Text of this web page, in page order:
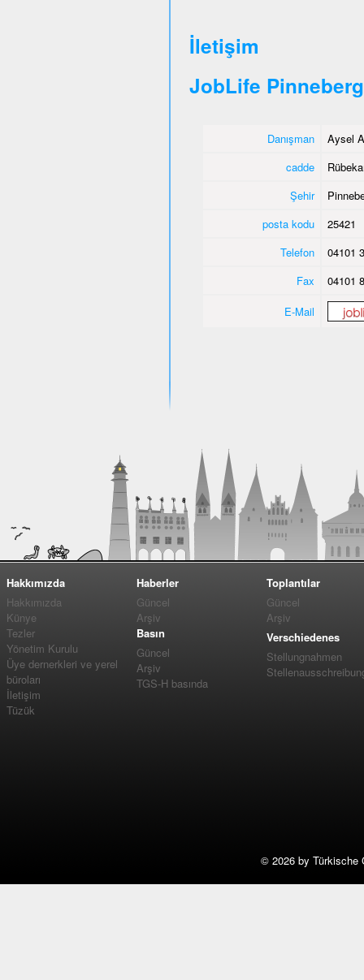
İletişim
JobLife Pinneberg
Danışman
Aysel
cadde
Şehir
posta kodu
25421
Telefon
04101
Fax
04101
E-Mail
Hakkımızda
Hakkımızda
Künye
Tezler
Yönetim Kurulu
Üye dernerkleri ve yerel
büroları
İletişim
Tüzük
Haberler
Güncel
Arşiv
Basın
Güncel
Arşiv
TGS-H basında
Toplantılar
Güncel
Arşiv
Verschiedenes
Stellungnahmen
© 2026 by Türkische